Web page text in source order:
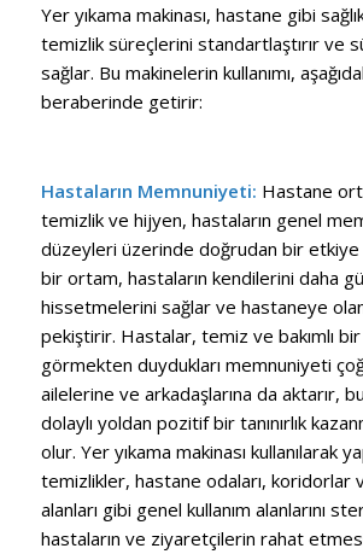
Yer yıkama makinası, hastane gibi
temizlik süreçlerini standartlaştırır ve
sağlar. Bu makinelerin kullanımı,
beraberinde getirir:
Hastaların Memnuniyeti: Hastane
temizlik ve hijyen, hastaların genel
düzeyleri üzerinde doğrudan bir
bir ortam, hastaların kendilerini daha
hissetmelerini sağlar ve hastaneye
pekiştirir. Hastalar, temiz ve bakımlı
görmekten duydukları memnuniyeti
ailelerine ve arkadaşlarına da aktarır,
dolaylı yoldan pozitif bir tanınırlık
olur. Yer yıkama makinası kullanılarak
temizlikler, hastane odaları, koridorlar
alanları gibi genel kullanım alanlarını
hastaların ve ziyaretçilerin rahat